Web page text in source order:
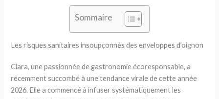
Sommaire
Les risques sanitaires insoupçonnés des enveloppes d’oignon
Clara, une passionnée de gastronomie écoresponsable, a
récemment succombé à une tendance virale de cette année
2026. Elle a commencé à infuser systématiquement les